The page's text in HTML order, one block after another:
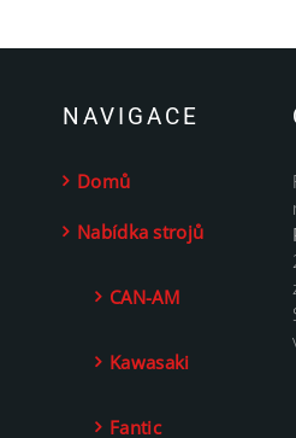
NAVIGACE
Domů
Nabídka strojů
CAN-AM
Kawasaki
Fantic